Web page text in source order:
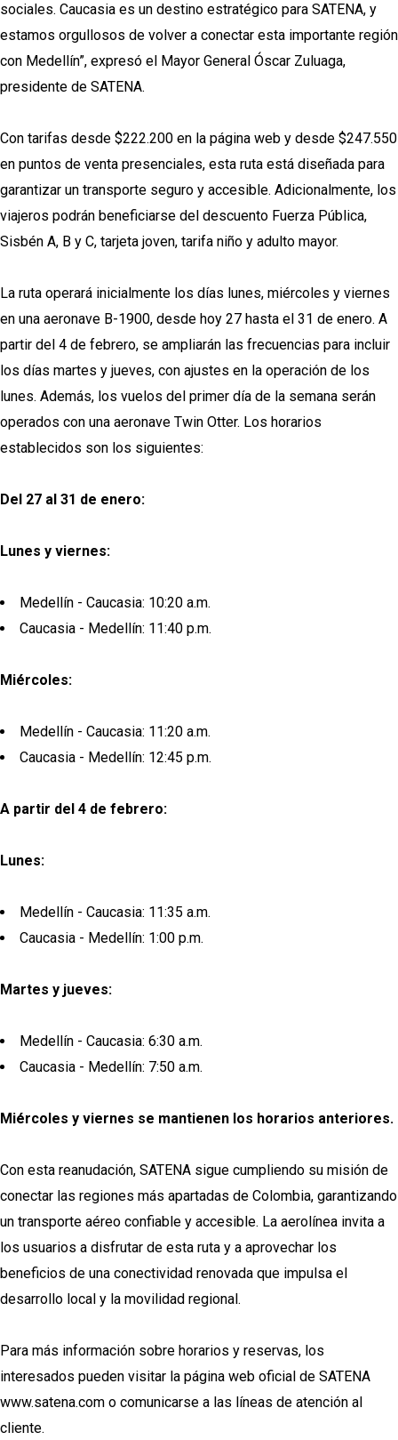
sociales. Caucasia es un destino estratégico para SATENA, y
estamos orgullosos de volver a conectar esta importante región
con Medellín”, expresó el Mayor General Óscar Zuluaga,
presidente de SATENA.
Con tarifas desde $222.200 en la página web y desde $247.550
en puntos de venta presenciales, esta ruta está diseñada para
garantizar un transporte seguro y accesible. Adicionalmente, los
viajeros podrán beneficiarse del descuento Fuerza Pública,
Sisbén A, B y C, tarjeta joven, tarifa niño y adulto mayor.
La ruta operará inicialmente los días lunes, miércoles y viernes
en una aeronave B-1900, desde hoy 27 hasta el 31 de enero. A
partir del 4 de febrero, se ampliarán las frecuencias para incluir
los días martes y jueves, con ajustes en la operación de los
lunes. Además, los vuelos del primer día de la semana serán
operados con una aeronave Twin Otter. Los horarios
establecidos son los siguientes:
Del 27 al 31 de enero:
Lunes y viernes:
Medellín - Caucasia: 10:20 a.m.
Caucasia - Medellín: 11:40 p.m.
Miércoles:
Medellín - Caucasia: 11:20 a.m.
Caucasia - Medellín: 12:45 p.m.
A partir del 4 de febrero:
Lunes:
Medellín - Caucasia: 11:35 a.m.
Caucasia - Medellín: 1:00 p.m.
Martes y jueves:
Medellín - Caucasia: 6:30 a.m.
Caucasia - Medellín: 7:50 a.m.
Miércoles y viernes se mantienen los horarios anteriores.
Con esta reanudación, SATENA sigue cumpliendo su misión de
conectar las regiones más apartadas de Colombia, garantizando
un transporte aéreo confiable y accesible. La aerolínea invita a
los usuarios a disfrutar de esta ruta y a aprovechar los
beneficios de una conectividad renovada que impulsa el
desarrollo local y la movilidad regional.
Para más información sobre horarios y reservas, los
interesados pueden visitar la página web oficial de SATENA
www.satena.com o comunicarse a las líneas de atención al
cliente.